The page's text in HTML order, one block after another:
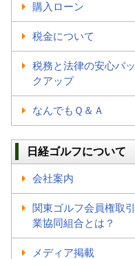
購入ローン
税金について
税務と法律の安心バッ
クアップ
なんでもＱ＆Ａ
日経ゴルフについて
会社案内
関東ゴルフ会員権取引
業協同組合とは？
メディア掲載